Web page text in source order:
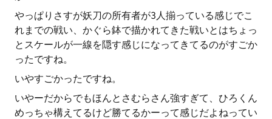
やっぱりさすが妖刀の所有者が3人揃っている感じでこ
れまでの戦い、かぐら鉢で描かれてきた戦いとはちょっ
とスケールが一線を隠す感じになってきてるのがすごか
ったですね。
いやすごかったですね。
いやーだからでもほんとさむらさん強すぎて、ひろくん
めっちゃ構えてるけど勝てるかーって感じだよねってい